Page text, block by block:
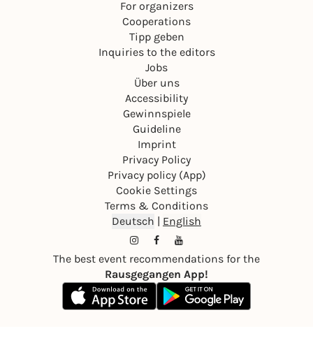
For organizers
Cooperations
Tipp geben
Inquiries to the editors
Jobs
Über uns
Accessibility
Gewinnspiele
Guideline
Imprint
Privacy Policy
Privacy policy (App)
Cookie Settings
Terms & Conditions
Deutsch | English
The best event recommendations for the
Rausgegangen App!